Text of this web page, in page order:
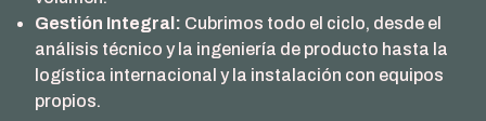
Gestión Integral: Cubrimos todo el ciclo, desde el
análisis técnico y la ingeniería de producto hasta la
logística internacional y la instalación con equipos
propios.